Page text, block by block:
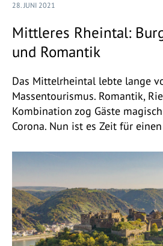
28. JUNI 2021
Mittleres Rheintal:
und Romantik
Das Mittelrheintal lebte lange
Massentourismus. Romantik,
Kombination zog Gäste
Corona. Nun ist es Zeit für